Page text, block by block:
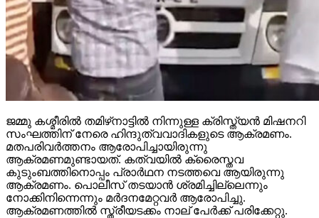
ജമ്മു കശ്മീരില്‍ തമിഴ്‌നാട്ടില്‍ നിന്നുള്ള ക്രിസ്ത്യന്‍ മിഷനറി
സംഘത്തിന് നേരെ ഹിന്ദുത്വവാദികളുടെ ആക്രമണം.
മതപരിവര്‍ത്തനം ആരോപിച്ചായിരുന്നു
ആക്രമണമുണ്ടായത്. കത്വയില്‍ ക്രൈസ്തവ
കുടുംബത്തിനൊപ്പം പ്രാര്‍ഥന നടത്തവെ ആയിരുന്നു
ആക്രമണം. പൊലീസ് തടയാന്‍ ശ്രമിച്ചില്ലെന്നും
നോക്കിനിന്നെന്നും മര്‍ദനമേറ്റവര്‍ ആരോപിച്ചു.
ആക്രമണത്തില്‍ സ്ത്രീയടക്കം നാല് പേര്‍ക്ക് പരിക്കേറ്റു.